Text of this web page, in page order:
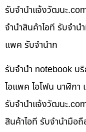
รับจํานําแจ้งวัฒนะ
จำนำสินค้าไอที รับจำ
แพค รับจำนำก
รับจำนำ notebook บ
ไอแพค ไอโฟน นาฬิกา
รับจํานําแจ้งวัฒนะ
สินค้าไอที รับจำนำมือ